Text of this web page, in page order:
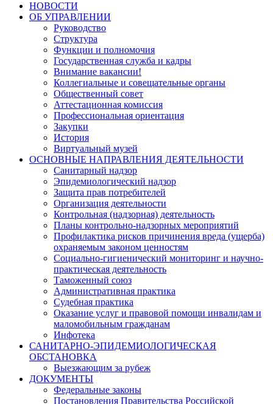
НОВОСТИ
ОБ УПРАВЛЕНИИ
Руководство
Структура
Функции и полномочия
Государственная служба и кадры
Внимание вакансии!
Коллегиальные и совещательные органы
Общественный совет
Аттестационная комиссия
Профессиональная ориентация
Закупки
История
Виртуальный музей
ОСНОВНЫЕ НАПРАВЛЕНИЯ ДЕЯТЕЛЬНОСТИ
Санитарный надзор
Эпидемиологический надзор
Защита прав потребителей
Организация деятельности
Контрольная (надзорная) деятельность
Планы контрольно-надзорных мероприятий
Профилактика рисков причинения вреда (ущерба)
охраняемым законом ценностям
Социально-гигиенический мониторинг и научно-
практическая деятельность
Таможенный союз
Административная практика
Судебная практика
Оказание услуг и правовой помощи инвалидам и
маломобильным гражданам
Инфотека
САНИТАРНО-ЭПИДЕМИОЛОГИЧЕСКАЯ
ОБСТАНОВКА
Выезжающим за рубеж
ДОКУМЕНТЫ
Федеральные законы
Постановления Правительства Российской